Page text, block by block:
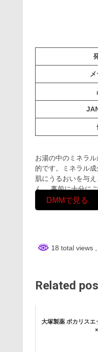
お湯の中のミネラ
的です。ミネラル
肌にうるおいを与
ん。 事前に十分に
DMMで見る
18 total views
Related
大塚製薬 ポカリスエ